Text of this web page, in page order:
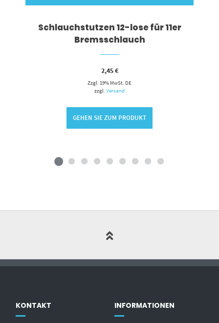
Schlauchstutzen 12-lose für 11er
Bremsschlauch
2,45€
Zzgl. 19% MwSt. DE
zzgl.Versand
GEHEN SIE ZUM PRODUKT
KONTAKT INFORMATIONEN